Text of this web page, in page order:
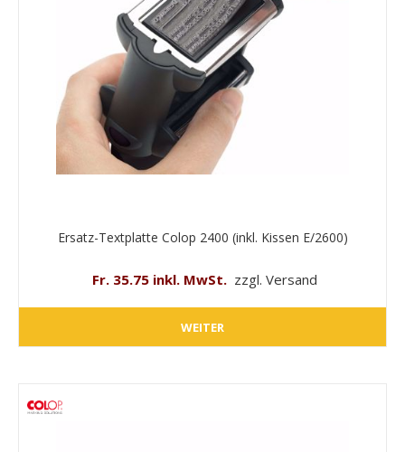
Ersatz-Textplatte Colop 2400 (inkl. Kissen E/2600)
Fr. 35.75 inkl. MwSt. zzgl. Versand
WEITER